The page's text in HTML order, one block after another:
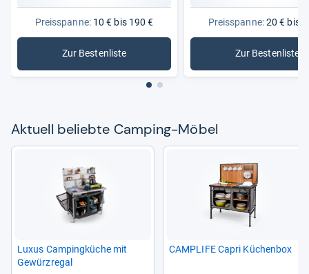
Preisspanne:10 € bis 190 €
Zur Bestenliste: Camping-Möbel
Preisspanne:20 € bis
Zur Bestenliste
:
Aktu­ell beliebte Cam­ping-​Möbel
Luxus Cam­ping­kü­che mit
Gewürz­re­gal
CAM­PLIFE Capri Küchen­box